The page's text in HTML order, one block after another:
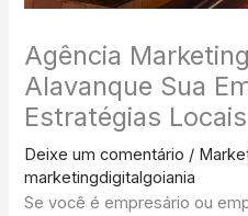
Agência
Alavanque Sua
Estratégias Locais
Deixe um comentário /
marketingdigitalgoiania
Se você é empresário ou